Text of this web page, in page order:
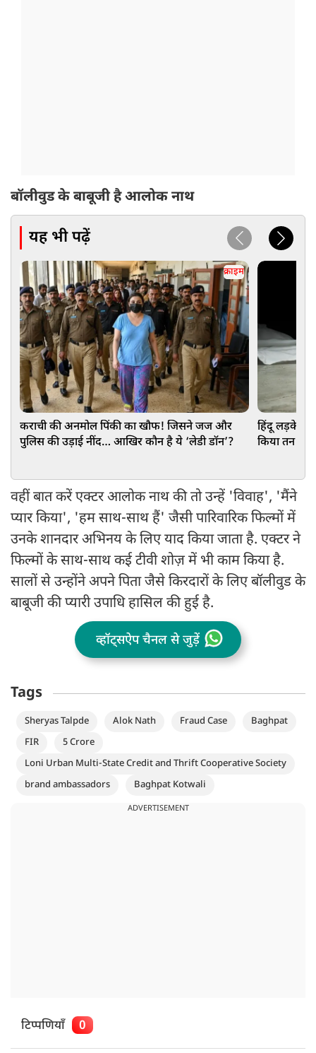
बॉलीवुड के बाबूजी है आलोक नाथ
यह भी पढ़ें
क्राइम
कराची की अनमोल पिंकी का खौफ! जिसने जज और
पुलिस की उड़ाई नींद… आखिर कौन है ये ‘लेडी डॉन’?
हिंदू लड़के से
किया तन से
वहीं बात करें एक्टर आलोक नाथ की तो उन्हें 'विवाह', 'मैंने
प्यार किया', 'हम साथ-साथ हैं' जैसी पारिवारिक फिल्मों में
उनके शानदार अभिनय के लिए याद किया जाता है. एक्टर ने
फिल्मों के साथ-साथ कई टीवी शोज़ में भी काम किया है.
सालों से उन्होंने अपने पिता जैसे किरदारों के लिए बॉलीवुड के
बाबूजी की प्यारी उपाधि हासिल की हुई है.
व्हॉट्सऐप चैनल से जुड़ें
Tags
Sheryas Talpde Alok Nath Fraud Case
Baghpat
FIR
5 Crore
Loni Urban Multi-State Credit and Thrift Cooperative Society
brand ambassadors
Baghpat Kotwali
ADVERTISEMENT
टिप्पणियाँ 0